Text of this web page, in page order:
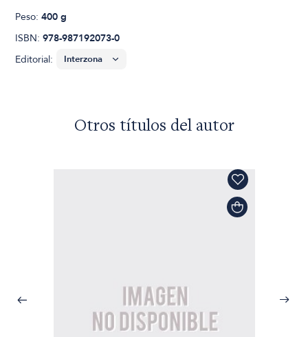
Peso:400 g
ISBN:978-987192073-0
Editorial:
Otros títulos del autor